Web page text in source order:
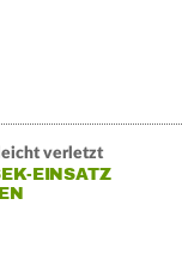
verletzt
EINSATZ